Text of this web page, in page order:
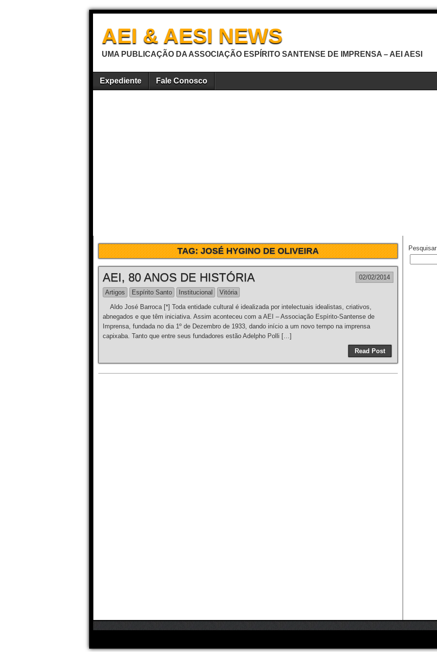
AEI & AESI NEWS
UMA PUBLICAÇÃO DA ASSOCIAÇÃO ESPÍRITO SANTENSE DE IMPRENSA – AEI AESI
Expediente Fale Conosco
TAG:JOSÉ HYGINO DE OLIVEIRA
AEI, 80 ANOS DE HISTÓRIA 02/02/2014
Artigos Espírito Santo Institucional
Vitória
Aldo José Barroca [*] Toda entidade cultural é idealizada por intelectuais idealistas, criativos,
abnegados e que têm iniciativa. Assim aconteceu com a AEI – Associação Espírito-Santense de
Imprensa, fundada no dia 1º de Dezembro de 1933, dando início a um novo tempo na imprensa
capixaba. Tanto que entre seus fundadores estão Adelpho Polli […]
Read Post
Pesquisar